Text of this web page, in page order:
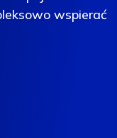
wspierać
wspierać
wspierać